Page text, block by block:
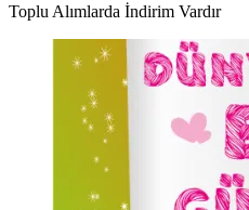
Toplu Alımlarda İndirim Vardır